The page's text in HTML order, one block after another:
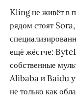
Kling не живёт в
рядом стоят
ещё жёстче:
собственные
Alibaba и Baidu
не только как